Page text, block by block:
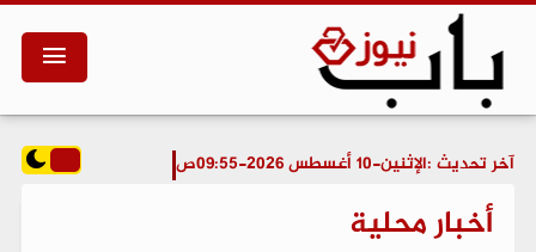
آخر تحديث :الإثنين-10 أغسطس 2026-09:55ص
أخبار محلية